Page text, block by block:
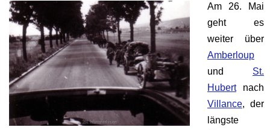
Am 26. Mai
geht es
weiter über
Amberloup
und St.
Hubertnach
Villance, der
längste